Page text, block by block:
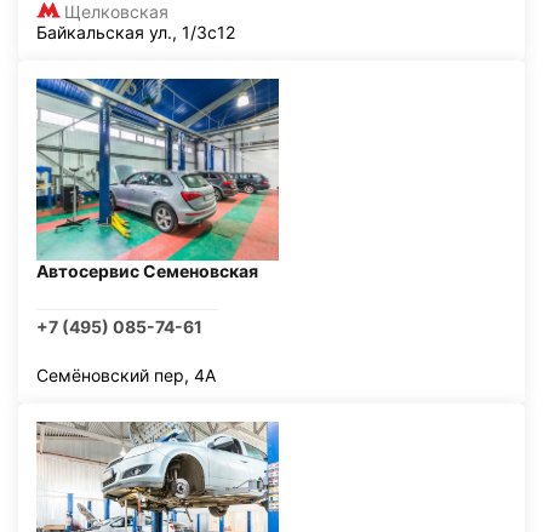
Щелковская
Байкальская ул., 1/3с12
Автосервис Семеновская
+7 (495) 085-74-61
Семёновский пер, 4А